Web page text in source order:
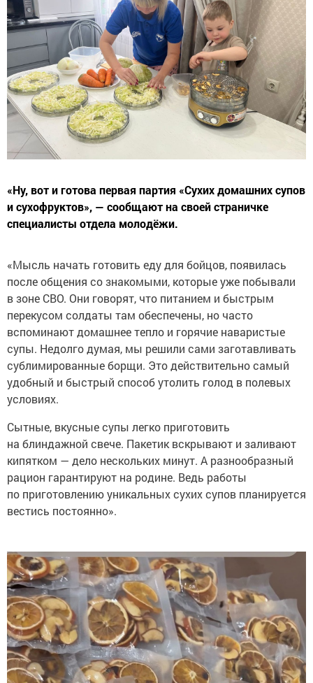
«Ну, вот и готова первая партия «Сухих домашних супов
и сухофруктов», — сообщают на своей страничке
специалисты отдела молодёжи.
«Мысль начать готовить еду для бойцов, появилась
после общения со знакомыми, которые уже побывали
в зоне СВО. Они говорят, что питанием и быстрым
перекусом солдаты там обеспечены, но часто
вспоминают домашнее тепло и горячие наваристые
супы. Недолго думая, мы решили сами заготавливать
сублимированные борщи. Это действительно самый
удобный и быстрый способ утолить голод в полевых
условиях.
Сытные, вкусные супы легко приготовить
на блиндажной свече. Пакетик вскрывают и заливают
кипятком — дело нескольких минут. А разнообразный
рацион гарантируют на родине. Ведь работы
по приготовлению уникальных сухих супов планируется
вестись постоянно».